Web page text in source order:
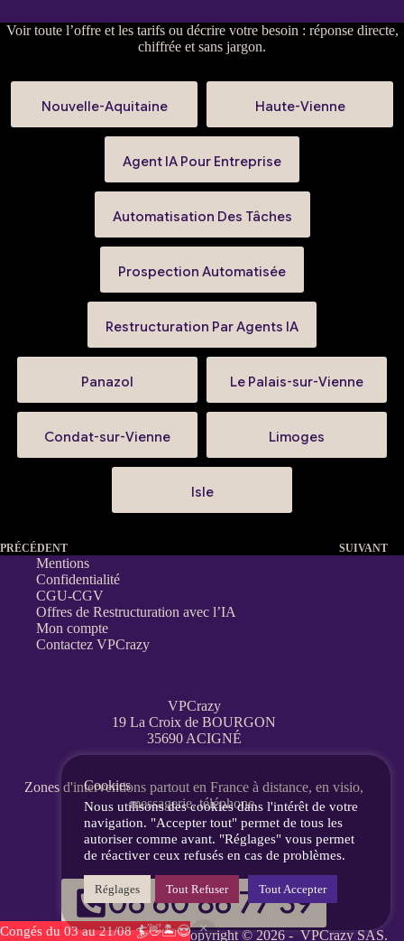
Congés du 03 au 21/08 🏄👋🏝️😎
Voirtoute l’offre et les tarifsou décrire votre besoin : réponse directe,
chiffrée et sans jargon.
Nouvelle-Aquitaine Haute-Vienne
Agent IA Pour Entreprise
Automatisation Des Tâches
Prospection Automatisée
Restructuration Par Agents IA
Panazol Le Palais-sur-Vienne
Condat-sur-Vienne Limoges
Isle
PRÉCÉDENT SUIVANT
Mentions
Confidentialité
CGU-CGV
Offres de Restructuration avec l’IA
Mon compte
Contactez VPCrazy
VPCrazy
19 La Croix de BOURGON
35690 ACIGNÉ
Zones d'interventions partout en France à distance, en visio,
messagerie, téléphone.
06 60 86 77 39
Copyright © 2026 -VPCrazySAS.
Cookies
Nous utilisons des cookies dans l'intérêt de votre
navigation. "Accepter tout" permet de tous les
autoriser comme avant. "Réglages" vous permet
de réactiver ceux refusés en cas de problèmes.
Réglages Tout Refuser Tout Accepter